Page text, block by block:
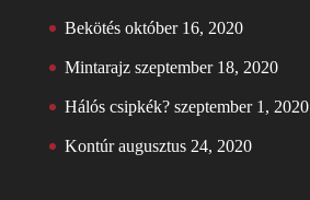
Bekötés október 16, 2020
Mintarajz szeptember 18, 2020
Hálós csipkék? szeptember 1, 2020
Kontúr augusztus 24, 2020